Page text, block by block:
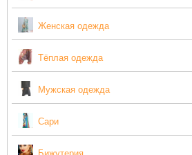
Женская одежда
Тёплая одежда
Мужская одежда
Сари